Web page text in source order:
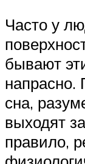
Часто у
бывают
сна,
выходят
правило,